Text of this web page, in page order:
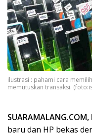
ilustrasi : pahami cara
memutuskan transaksi.
baru dan HP bekas